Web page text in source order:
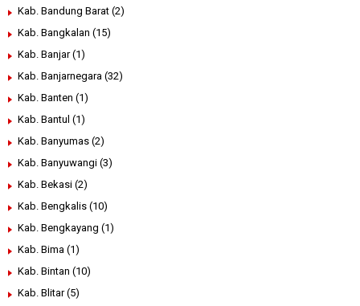
Kab. Bandung Barat (2)
Kab. Bangkalan (15)
Kab. Banjar (1)
Kab. Banjarnegara (32)
Kab. Banten (1)
Kab. Bantul (1)
Kab. Banyumas (2)
Kab. Banyuwangi (3)
Kab. Bekasi (2)
Kab. Bengkalis (10)
Kab. Bengkayang (1)
Kab. Bima (1)
Kab. Bintan (10)
Kab. Blitar (5)